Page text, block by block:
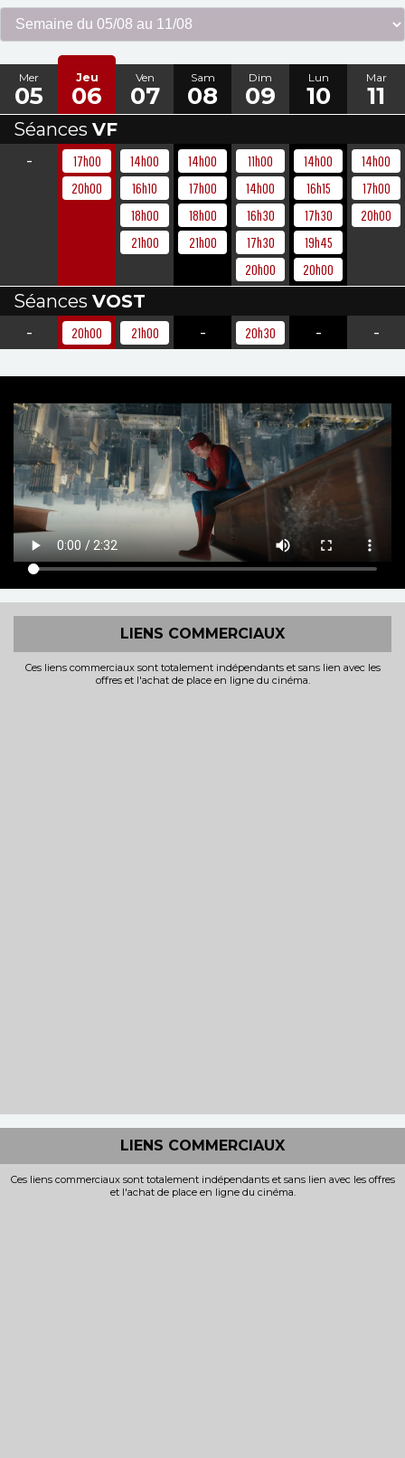
Mer
05
Jeu
06
Ven
07
Sam
08
Dim
09
Lun
10
Mar
11
Séances VF
-
17h00
20h00
14h00
16h10
18h00
21h00
14h00
17h00
18h00
21h00
11h00
14h00
16h30
17h30
20h00
14h00
16h15
17h30
19h45
20h00
14h00
17h00
20h00
Séances VOST
-
20h00 21h00 - 20h30 - -
LIENS COMMERCIAUX
Ces liens commerciaux sont totalement indépendants et sans lien avec les
offres et l'achat de place en ligne du cinéma.
LIENS COMMERCIAUX
Ces liens commerciaux sont totalement indépendants et sans lien avec les offres
et l'achat de place en ligne du cinéma.